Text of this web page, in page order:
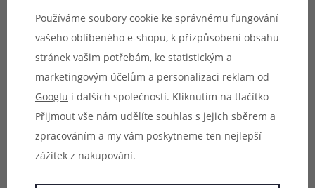
Parametry
Používáme soubory cookie ke správnému fungování
vašeho oblíbeného e-shopu, k přizpůsobení obsahu
stránek vašim potřebám, ke statistickým a
marketingovým účelům a personalizaci reklam od
Googlu i dalších společností. Kliknutím na tlačítko
Přijmout vše nám udělíte souhlas s jejich sběrem a
zpracováním a my vám poskytneme ten nejlepší
zážitek z nakupování.